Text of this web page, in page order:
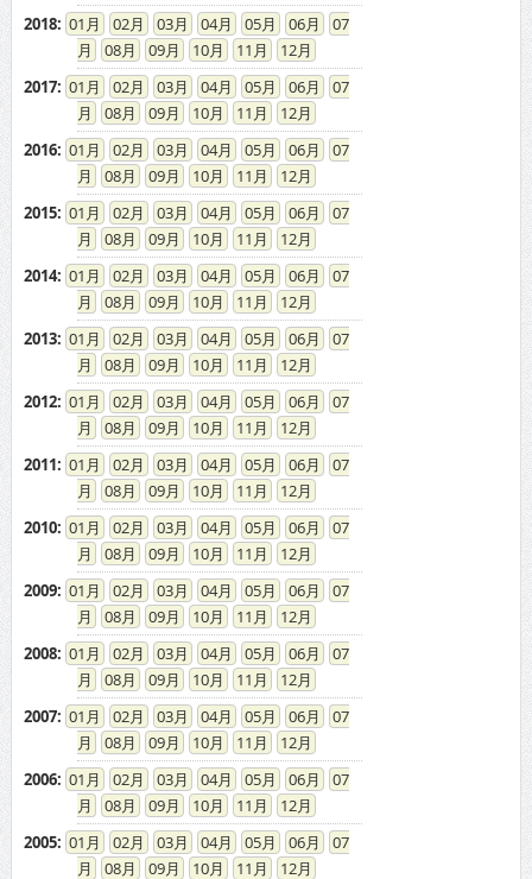
2018: 01 02 03 04 05 06
07
08
09 10 11
12
2017: 01 02 03 04 05 06
07
08
09 10 11
12
2016: 01 02 03 04 05 06
07
08
09 10 11
12
2015: 01 02 03 04 05 06
07
08
09 10 11
12
2014: 01 02 03 04 05 06
07
08
09 10 11
12
2013: 01 02 03 04 05 06
07
08
09 10 11
12
2012: 01 02 03 04 05 06
07
08
09 10 11
12
2011: 01 02 03 04 05 06
07
08
09 10 11
12
2010: 01 02 03 04 05 06
07
08
09 10 11
12
2009: 01 02 03 04 05 06
07
08
09 10 11
12
2008: 01 02 03 04 05 06
07
08
09 10 11
12
2007: 01 02 03 04 05 06
07
08
09 10 11
12
2006: 01 02 03 04 05 06
07
08
09 10 11
12
2005: 01 02 03 04 05 06
07
08
09 10 11
12